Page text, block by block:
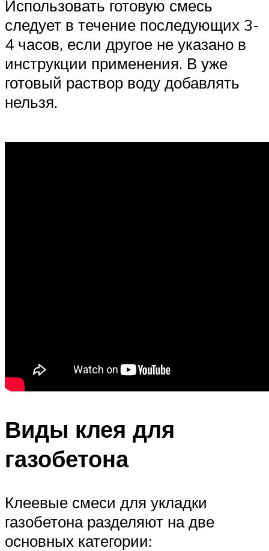
Использовать готовую смесь
следует в течение последующих 3-
4 часов, если другое не указано в
инструкции применения. В уже
готовый раствор воду добавлять
нельзя.
Виды клея для
газобетона
Клеевые смеси для укладки
газобетона разделяют на две
основных категории: